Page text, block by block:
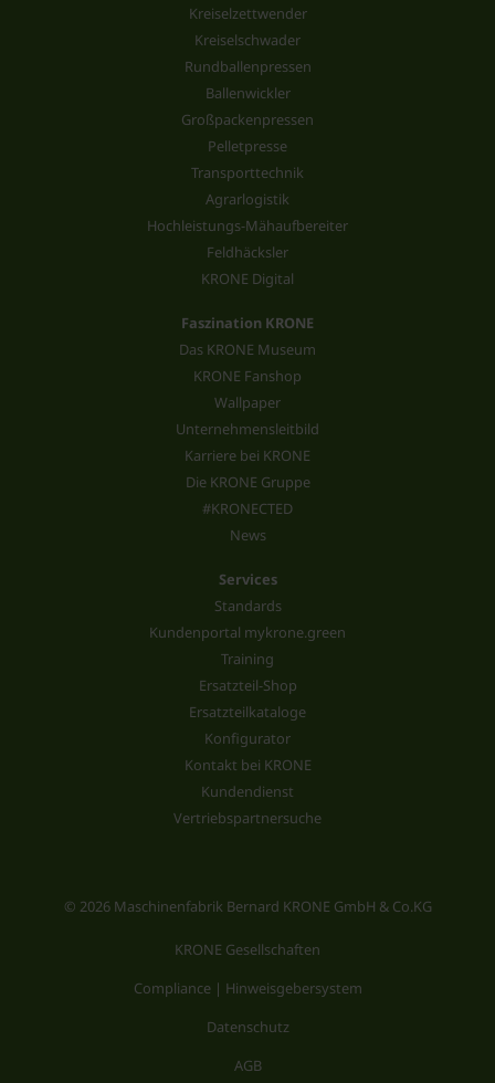
Kreiselzettwender
Kreiselschwader
Rundballenpressen
Ballenwickler
Großpackenpressen
Pelletpresse
Transporttechnik
Agrarlogistik
Hochleistungs-Mähaufbereiter
Feldhäcksler
KRONE Digital
Faszination KRONE
Das KRONE Museum
KRONE Fanshop
Wallpaper
Unternehmensleitbild
Karriere bei KRONE
Die KRONE Gruppe
#KRONECTED
News
Services
Standards
Kundenportal mykrone.green
Training
Ersatzteil-Shop
Ersatzteilkataloge
Konfigurator
Kontakt bei KRONE
Kundendienst
Vertriebspartnersuche
© 2026 Maschinenfabrik Bernard KRONE GmbH & Co.KG
KRONE Gesellschaften
Compliance | Hinweisgebersystem
Datenschutz
AGB